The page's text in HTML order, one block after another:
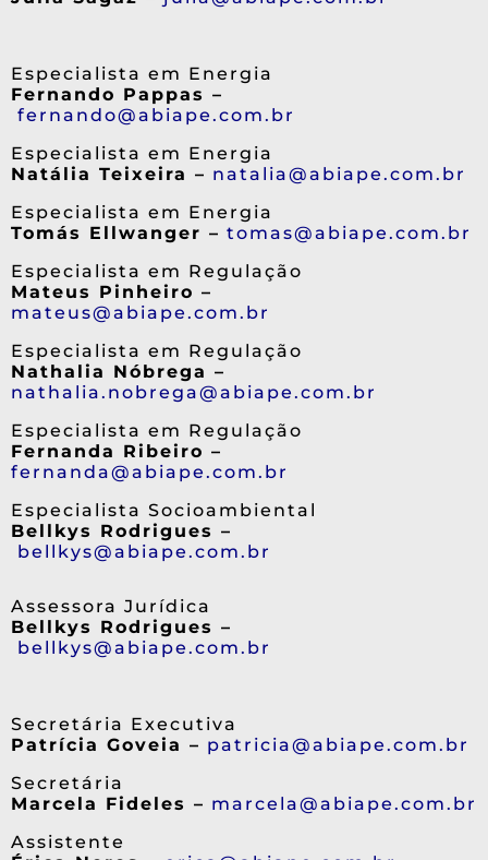
Especialista em Energia
Fernando Pappas –
fernando@abiape.com.br
Especialista em Energia
Natália Teixeira – natalia@abiape.com.br
Especialista em Energia
Tomás Ellwanger – tomas@abiape.com.br
Especialista em Regulação
Mateus Pinheiro –
mateus@abiape.com.br
Especialista em Regulação
Nathalia Nóbrega –
nathalia.nobrega@abiape.com.br
Especialista em Regulação
Fernanda Ribeiro –
fernanda@abiape.com.br
Especialista Socioambiental
Bellkys Rodrigues –
bellkys@abiape.com.br
Assessora Jurídica
Bellkys Rodrigues –
bellkys@abiape.com.br
Secretária Executiva
Patrícia Goveia – patricia@abiape.com.br
Secretária
Marcela Fideles – marcela@abiape.com.br
Assistente